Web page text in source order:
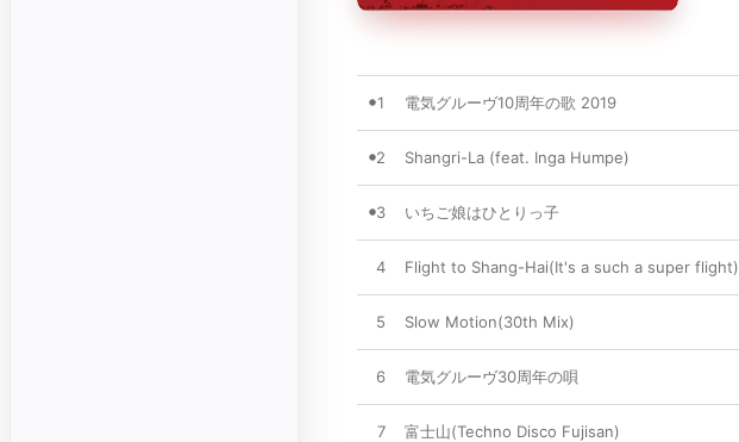
1 電気グルーヴ10周年の歌 2019
2 Shangri-La (feat. Inga Humpe)
3 いちご娘はひとりっ子
4 Flight to Shang-Hai(It's a such a super flight)
5 Slow Motion(30th Mix)
6 電気グルーヴ30周年の唄
7 富士山(Techno Disco Fujisan)